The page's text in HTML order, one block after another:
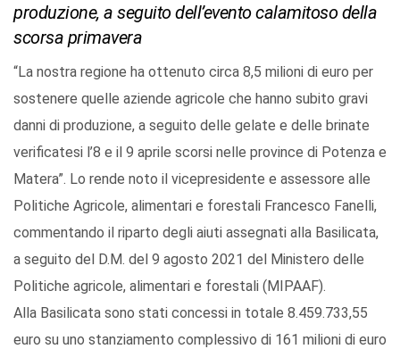
produzione, a seguito dell’evento calamitoso della
scorsa primavera
“La nostra regione ha ottenuto circa 8,5 milioni di euro per
sostenere quelle aziende agricole che hanno subito gravi
danni di produzione, a seguito delle gelate e delle brinate
verificatesi l’8 e il 9 aprile scorsi nelle province di Potenza e
Matera”. Lo rende noto il vicepresidente e assessore alle
Politiche Agricole, alimentari e forestali Francesco Fanelli,
commentando il riparto degli aiuti assegnati alla Basilicata,
a seguito del D.M. del 9 agosto 2021 del Ministero delle
Politiche agricole, alimentari e forestali (MIPAAF).
Alla Basilicata sono stati concessi in totale 8.459.733,55
euro su uno stanziamento complessivo di 161 milioni di euro